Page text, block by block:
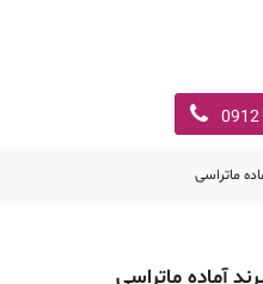
ماتراسی
آماده ماتراسی